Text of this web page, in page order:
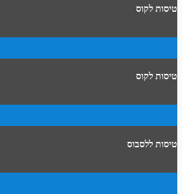
טיסות לקוס
טיסות לקוס
טיסות ללסבוס